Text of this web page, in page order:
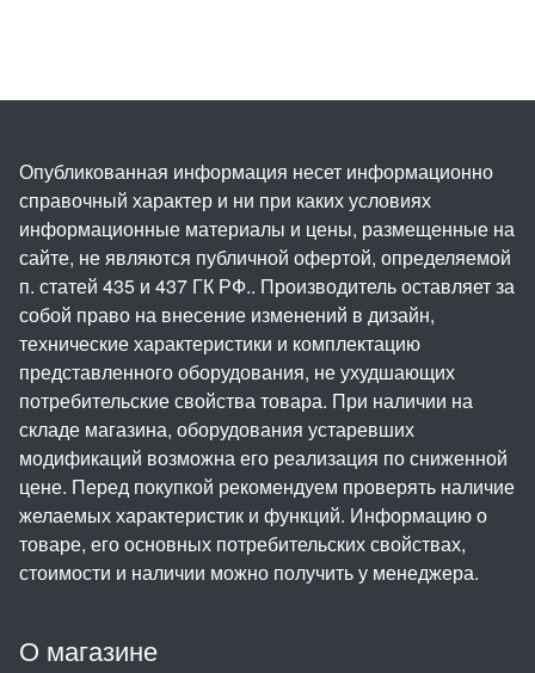
О магазине
Опубликованная информация несет информационно
справочный характер и ни при каких условиях
информационные материалы и цены, размещенные на
сайте, не являются публичной офертой, определяемой
п. статей 435 и 437 ГК РФ.. Производитель оставляет за
собой право на внесение изменений в дизайн,
технические характеристики и комплектацию
представленного оборудования, не ухудшающих
потребительские свойства товара. При наличии на
складе магазина, оборудования устаревших
модификаций возможна его реализация по сниженной
цене. Перед покупкой рекомендуем проверять наличие
желаемых характеристик и функций. Информацию о
товаре, его основных потребительских свойствах,
стоимости и наличии можно получить у менеджера.